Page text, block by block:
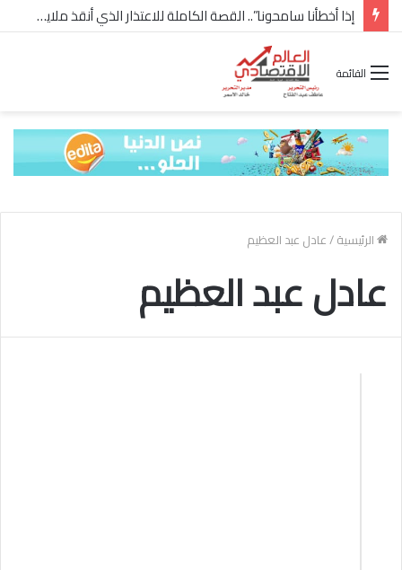
إذا أخطأنا سامحونا”.. القصة الكاملة للاعتذار الذي أنقذ ملايين “إعمار” في الساحل الشمالي
القائمة
الرئيسية/عادل عبد العظيم
عادل عبد العظيم